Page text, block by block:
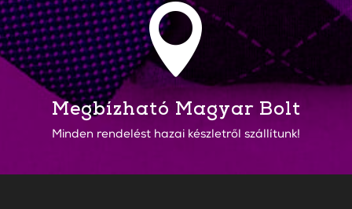

Megbízható Magyar Bolt
Minden rendelést hazai készletről szállítunk!